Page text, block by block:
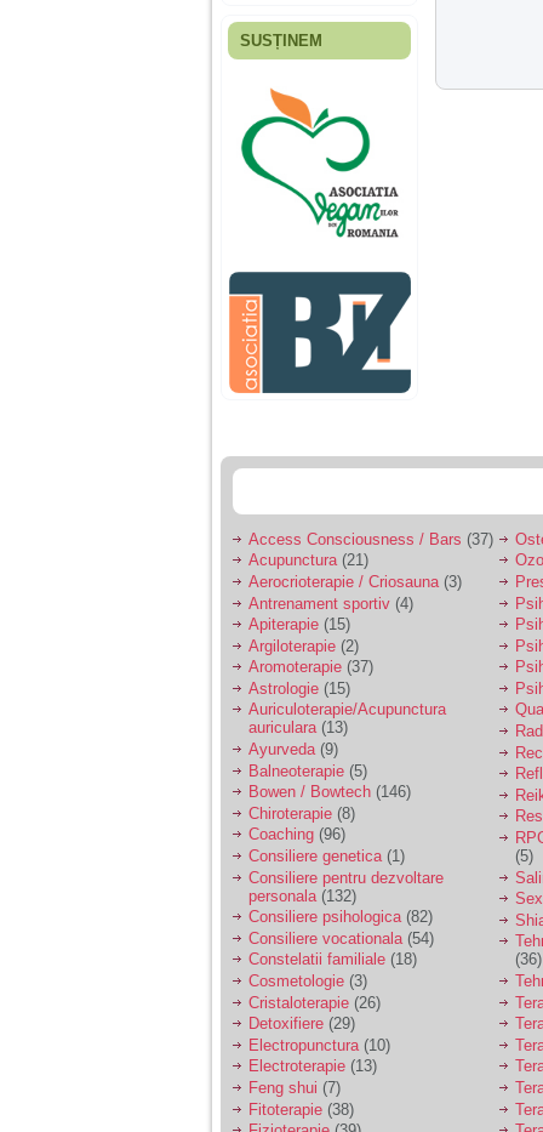
Fiica mea s-a nascut
ani, privind in urma
realizez cat de multe
greseli am facut in
educatia si cresterea
ei, am fost o mama
egoista, preocupata
de implinirea
profesionala, cand ea
era mica am neglijat-
agresiva, orice
greseala era taxata cu
o palma sau pedepse.
De 4 ani am o relatie
serioasa cu un barbat
sa se manifeste o
Ma aflu aici pentru ca
vreau sa stiu daca am
nevoie de un psiholog
sau psihiatru.
Sunt casatorita, am
31 de ani si un copil in
varsta de 2 ani care
mi-e lumina ochilor.
De ceva timp simt ca
mi s-a adunat
oboseala, o oboseala
cronica de care nu pot
scapa si simt ca din
cauza ei nu pot
controla nervii si
cateodata are copilul
de suferit.
Am o bariera peste
care nu pot trece:
prietena mea a ramas
insarcinata cu o fata.
Am fost de comun
acord sa facem un
copil, cu gandul ca e
baiat.
SUSȚINEM
Access Consciousness / Bars (37)
Acupunctura(21)
Aerocrioterapie / Criosauna (3)
Antrenament sportiv (4)
Apiterapie (15)
Argiloterapie (2)
Aromoterapie (37)
Astrologie (15)
Auriculoterapie/Acupunctura
auriculara(13)
Ayurveda(9)
Balneoterapie (5)
Bowen / Bowtech (146)
Chiroterapie (8)
Coaching (96)
Consiliere genetica(1)
Consiliere pentru dezvoltare
personala (132)
Consiliere psihologica(82)
Consiliere vocationala (54)
Constelatii familiale (18)
Cosmetologie (3)
Cristaloterapie (26)
Detoxifiere (29)
Electropunctura (10)
Electroterapie (13)
Feng shui (7)
Fitoterapie (38)
(5)
(36)